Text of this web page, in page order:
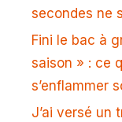
secondes ne
Fini le bac à
saison » : ce
s’enflammer
J’ai versé un